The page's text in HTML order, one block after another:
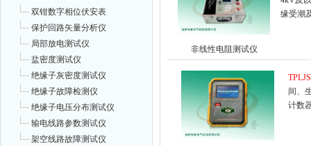
双钳数字相位伏安表
保护回路矢量分析仪
局部放电测试仪
盐密度测试仪
绝缘子灰密度测试仪
绝缘子故障检测仪
绝缘子电压分布测试仪
输电线路参数测试仪
架空线路故障测试仪
非线性电阻测试仪
缘受潮
间、
计数